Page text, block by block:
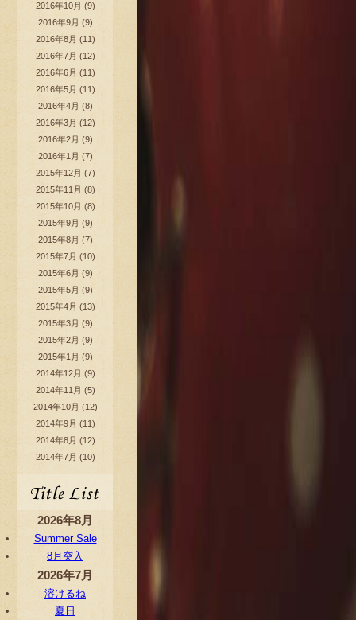
2016年10月 (9)
2016年9月 (9)
2016年8月 (11)
2016年7月 (12)
2016年6月 (11)
2016年5月 (11)
2016年4月 (8)
2016年3月 (12)
2016年2月 (9)
2016年1月 (7)
2015年12月 (7)
2015年11月 (8)
2015年10月 (8)
2015年9月 (9)
2015年8月 (7)
2015年7月 (10)
2015年6月 (9)
2015年5月 (9)
2015年4月 (13)
2015年3月 (9)
2015年2月 (9)
2015年1月 (9)
2014年12月 (9)
2014年11月 (5)
2014年10月 (12)
2014年9月 (11)
2014年8月 (12)
2014年7月 (10)
2026年8月
Summer Sale
8月突入
2026年7月
溶けるね
夏日